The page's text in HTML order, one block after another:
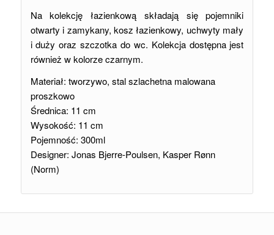
Na kolekcję łazienkową składają się pojemniki
otwarty i zamykany, kosz łazienkowy, uchwyty mały
i duży oraz szczotka do wc. Kolekcja dostępna jest
również w kolorze czarnym.
Materiał: tworzywo, stal szlachetna malowana
proszkowo
Średnica: 11 cm
Wysokość: 11 cm
Pojemność: 300ml
Designer: Jonas Bjerre-Poulsen, Kasper Rønn
(Norm)